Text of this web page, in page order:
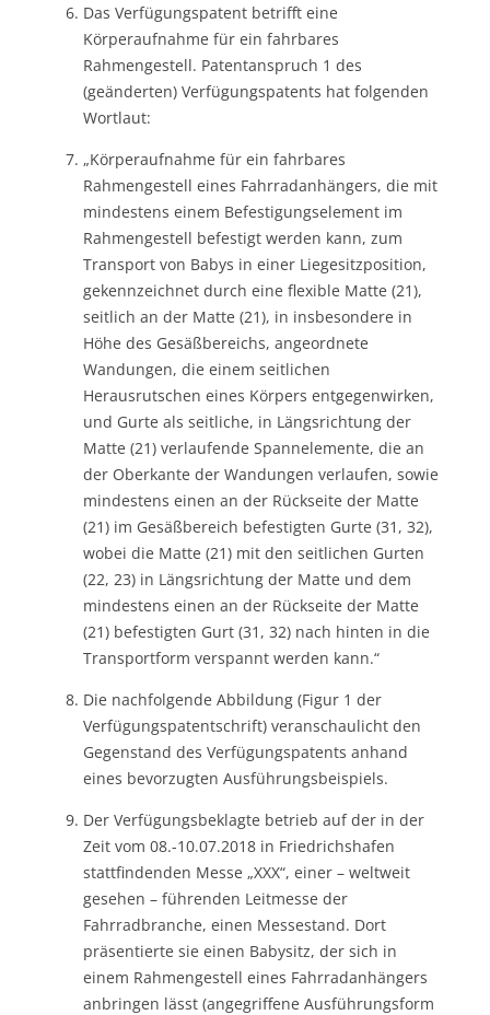
Das Verfügungspatent betrifft eine
Körperaufnahme für ein fahrbares
Rahmengestell. Patentanspruch 1 des
(geänderten) Verfügungspatents hat folgenden
Wortlaut:
„Körperaufnahme für ein fahrbares
Rahmengestell eines Fahrradanhängers, die mit
mindestens einem Befestigungselement im
Rahmengestell befestigt werden kann, zum
Transport von Babys in einer Liegesitzposition,
gekennzeichnet durch eine flexible Matte (21),
seitlich an der Matte (21), in insbesondere in
Höhe des Gesäßbereichs, angeordnete
Wandungen, die einem seitlichen
Herausrutschen eines Körpers entgegenwirken,
und Gurte als seitliche, in Längsrichtung der
Matte (21) verlaufende Spannelemente, die an
der Oberkante der Wandungen verlaufen, sowie
mindestens einen an der Rückseite der Matte
(21) im Gesäßbereich befestigten Gurte (31, 32),
wobei die Matte (21) mit den seitlichen Gurten
(22, 23) in Längsrichtung der Matte und dem
mindestens einen an der Rückseite der Matte
(21) befestigten Gurt (31, 32) nach hinten in die
Transportform verspannt werden kann.“
Die nachfolgende Abbildung (Figur 1 der
Verfügungspatentschrift) veranschaulicht den
Gegenstand des Verfügungspatents anhand
eines bevorzugten Ausführungsbeispiels.
Der Verfügungsbeklagte betrieb auf der in der
Zeit vom 08.-10.07.2018 in Friedrichshafen
stattfindenden Messe „XXX“, einer – weltweit
gesehen – führenden Leitmesse der
Fahrradbranche, einen Messestand. Dort
präsentierte sie einen Babysitz, der sich in
einem Rahmengestell eines Fahrradanhängers
anbringen lässt (angegriffene Ausführungsform